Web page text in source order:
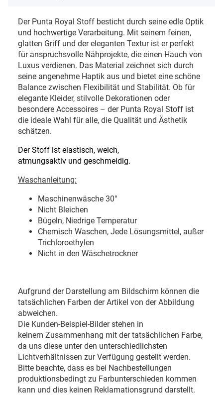
Der Punta Royal Stoff besticht durch seine edle Optik
und hochwertige Verarbeitung. Mit seinem feinen,
glatten Griff und der eleganten Textur ist er perfekt
für anspruchsvolle Nähprojekte, die einen Hauch von
Luxus verdienen. Das Material zeichnet sich durch
seine angenehme Haptik aus und bietet eine schöne
Balance zwischen Flexibilität und Stabilität. Ob für
elegante Kleider, stilvolle Dekorationen oder
besondere Accessoires – der Punta Royal Stoff ist
die ideale Wahl für alle, die Qualität und Ästhetik
schätzen.
Der Stoff ist elastisch, weich,
atmungsaktiv und geschmeidig.
Waschanleitung:
Maschinenwäsche 30°
Nicht Bleichen
Bügeln, Niedrige Temperatur
Chemisch Waschen, Jede Lösungsmittel, außer
Trichloroethylen
Nicht in den Wäschetrockner
Aufgrund der Darstellung am Bildschirm können die
tatsächlichen Farben der Artikel von der Abbildung
abweichen.
Die Kunden-Beispiel-Bilder stehen in
keinem Zusammenhang mit der tatsächlichen Farbe,
da uns diese unter den unterschiedlichsten
Lichtverhältnissen zur Verfügung gestellt werden.
Bitte beachte, dass es bei Nachbestellungen
produktionsbedingt zu Farbunterschieden kommen
kann und dies keinen Reklamationsgrund darstellt.